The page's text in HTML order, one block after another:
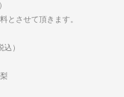
とさせて頂きます。
）